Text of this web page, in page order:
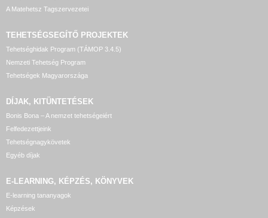
A Matehetsz Tagszervezetei
TEHETSÉGSEGÍTŐ PROJEKTEK
Tehetséghidak Program (TÁMOP 3.4.5)
Nemzeti Tehetség Program
Tehetségek Magyarországa
DÍJAK, KITÜNTETÉSEK
Bonis Bona – A nemzet tehetségeiért
Felfedezettjeink
Tehetségnagykövetek
Egyéb díjak
E-LEARNING, KÉPZÉS, KÖNYVEK
E-learning tananyagok
Képzések